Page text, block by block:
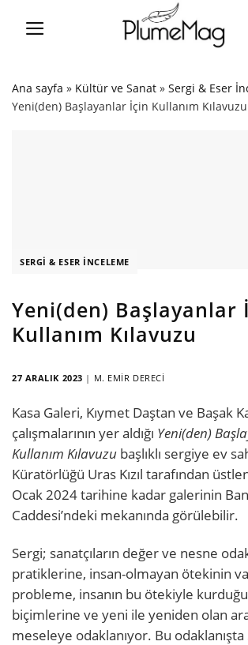
Ana sayfa » Kültür ve Sanat » Sergi & Eser
Yeni(den) Başlayanlar İçin Kullanım Kılavuzu
SERGI & ESER İNCELEME
Yeni(den) Başlayanlar
Kullanım Kılavuzu
27 ARALIK 2023 | M. EMIR DERECI
Kasa Galeri, Kıymet Daştan ve Başak
çalışmalarının yer aldığı Yeni(den)
Kullanım Kılavuzu başlıklı sergiye ev
Küratörlüğü Uras Kızıl tarafından
Ocak 2024 tarihine kadar galerinin
Caddesi’ndeki mekanında görülebilir.
Sergi; sanatçıların değer ve nesne
pratiklerine, insan-olmayan ötekinin
probleme, insanın bu ötekiyle
biçimlerine ve yeni ile yeniden olan
meseleye odaklanıyor. Bu odaklanışta